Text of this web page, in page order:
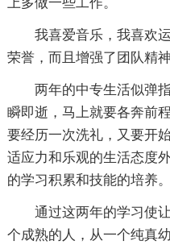
我喜爱音乐，我喜欢
荣誉，而且增强了团队精
两年的中专生活似弹
瞬即逝，马上就要各奔前
要经历一次洗礼，又要开
适应力和乐观的生活态度
的学习积累和技能的培养。
通过这两年的学习使
个成熟的人，从一个纯真